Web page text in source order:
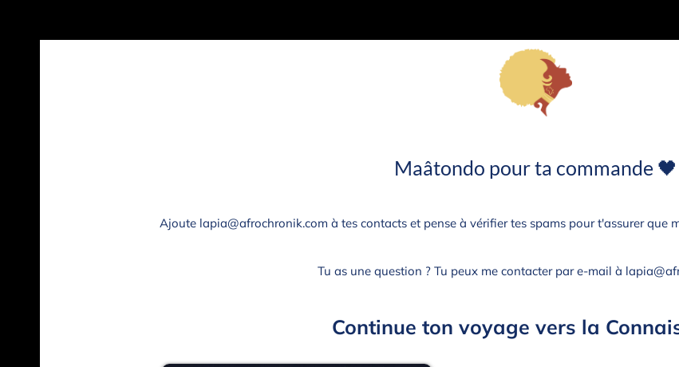
Maâtondo pour ta commande 🖤
Ajoute lapia@afrochronik.com à tes contacts et pense à vérifier tes spams pour t'assurer que
Tu as une question ? Tu peux me contacter par e-mail à
Continue ton voyage vers la